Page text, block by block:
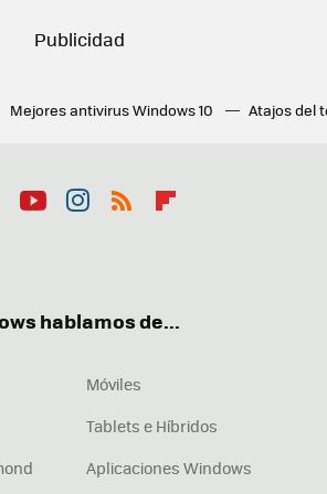
Mejores antivirus Windows 10 Atajos del
hablamos de...
Móviles
Tablets e Híbridos
Aplicaciones Windows